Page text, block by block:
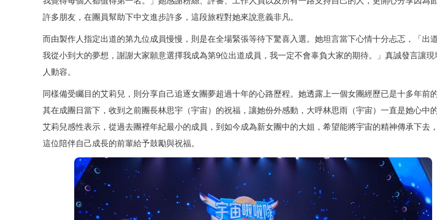
許多朋友，在團員幫助下中文進步許多，這段旅程對她來說意義非凡。
而由製作人指定出道的第九位成員慢慢，則是在全場緊張等待下驚喜入選。她坦言當下心情十分忐忑，「出
我從小到大的夢想，謝謝大家願意選擇我成為第9位出道成員，我一定不會辜負大家的期待。」真誠發言讓現
人動容。
同樣備受矚目的艾莉兒，則分享自己追逐女團夢超過十年的心路歷程。她透露上一個女團經歷已是十多年前
其在成團日當下，收到之前團長林思宇（宇宙）的祝福，讓她份外感動，大呼林思雨（宇宙）一直是她心中的
艾莉兒感性表示，從過去團裡年紀最小的成員，到如今成為新女團中的大姐，希望能將宇宙的精神傳承下去
這位陪伴自己成長的前輩給予鼓勵與祝福。